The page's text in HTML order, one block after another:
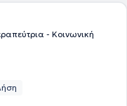
- Κοινωνική